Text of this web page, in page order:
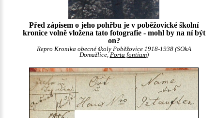
Před zápisem o jeho pohřbu je v poběžovické školní
kronice volně vložena tato fotografie - mohl by na ní být
on?
Repro Kronika obecné školy Poběžovice 1918-1938 (SOkA
Domažlice, Porta fontium)